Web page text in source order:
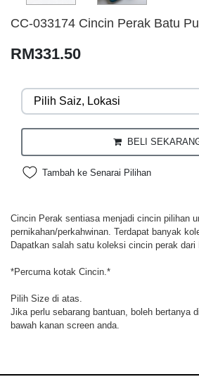
CC-033174 Cincin Perak Batu
RM331.50
BELI
Tambah ke Senarai Pilihan
Cincin Perak sentiasa menjadi cincin pilihan
pernikahan/perkahwinan. Terdapat banyak
Dapatkan salah satu koleksi cincin perak dari
*Percuma kotak Cincin.*
Pilih Size di atas.
Jika perlu sebarang bantuan, boleh bertanya
bawah kanan screen anda.